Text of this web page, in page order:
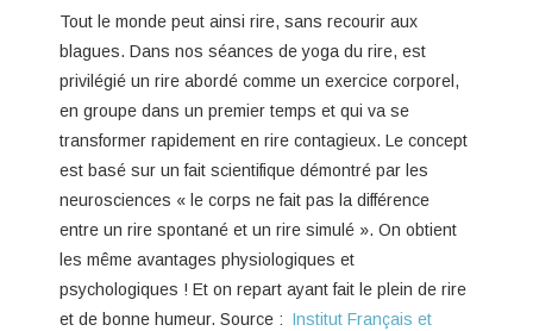
Tout le monde peut ainsi rire, sans recourir aux
blagues. Dans nos séances de yoga du rire, est
privilégié un rire abordé comme un exercice corporel,
en groupe dans un premier temps et qui va se
transformer rapidement en rire contagieux. Le concept
est basé sur un fait scientifique démontré par les
neurosciences « le corps ne fait pas la différence
entre un rire spontané et un rire simulé ». On obtient
les même avantages physiologiques et
psychologiques ! Et on repart ayant fait le plein de rire
et de bonne humeur. Source : Institut Français et